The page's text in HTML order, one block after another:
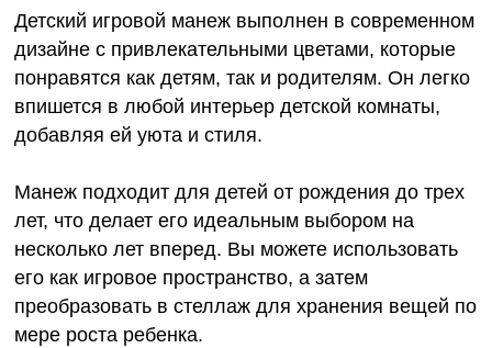
Детский игровой манеж выполнен в современном
дизайне с привлекательными цветами, которые
понравятся как детям, так и родителям. Он легко
впишется в любой интерьер детской комнаты,
добавляя ей уюта и стиля.
Манеж подходит для детей от рождения до трех
лет, что делает его идеальным выбором на
несколько лет вперед. Вы можете использовать
его как игровое пространство, а затем
преобразовать в стеллаж для хранения вещей по
мере роста ребенка.